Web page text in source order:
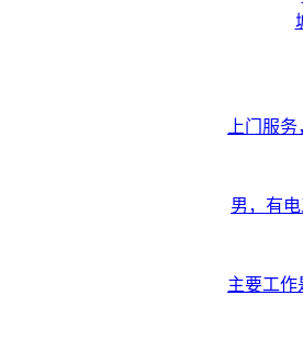
上门服
男，有
主要工作